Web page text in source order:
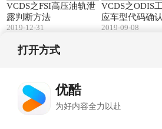
VCDS之FSI高压油轨泄
露判断方法
2019-12-31
VCDS之ODIS
应车型代码确认
2019-09-08
打开方式
优酷
为好内容全力以赴